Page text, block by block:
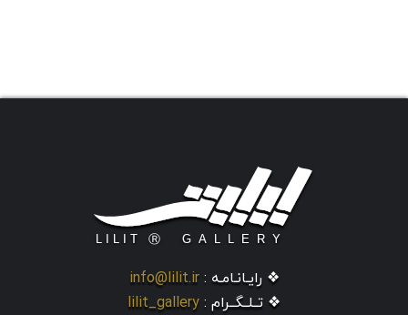
❖ رایـانـامـه : info@lilit.ir
❖ تــلــگــرام : lilit_gallery